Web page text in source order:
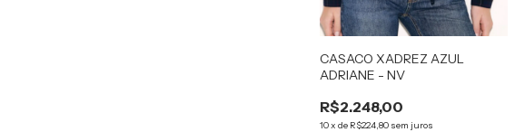
CASACO XADREZ AZUL
ADRIANE - NV
R$2.248,00
10xde R$224,80 sem juros